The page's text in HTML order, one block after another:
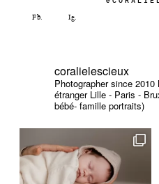
coralielescieux
Photographer since 2010
étranger Lille - Paris -
bébé- famille portraits)